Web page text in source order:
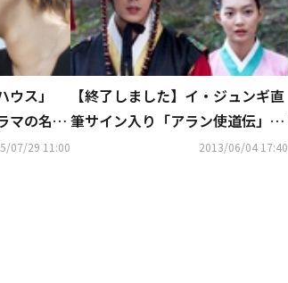
ウス」
マの名作
価格で
07/29 11:00
【終了しました】イ・ジュンギ直
筆サイン入り「アラン使道伝」オ
リジナルノートを2名様に！応募
2013/06/04 17:40